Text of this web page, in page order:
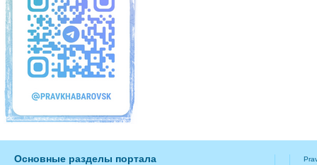
Основные разделы портала